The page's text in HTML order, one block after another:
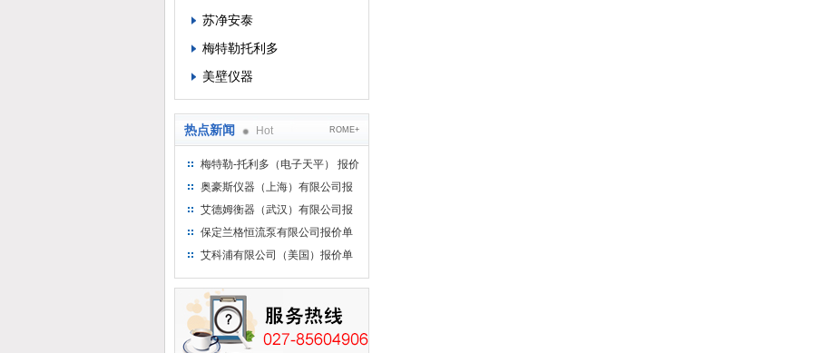
苏净安泰
梅特勒托利多
美壁仪器
热点新闻 Hot ROME+
梅特勒-托利多（电子天平） 报价
单
奥豪斯仪器（上海）有限公司报
价单
艾德姆衡器（武汉）有限公司报
价单
保定兰格恒流泵有限公司报价单
艾科浦有限公司（美国）报价单